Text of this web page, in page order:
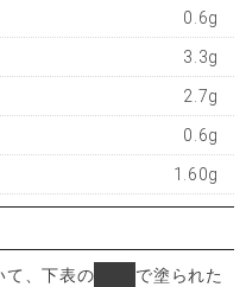
0.6g
3.3g
2.7g
0.6g
1.60g
て、下表の
で塗られた